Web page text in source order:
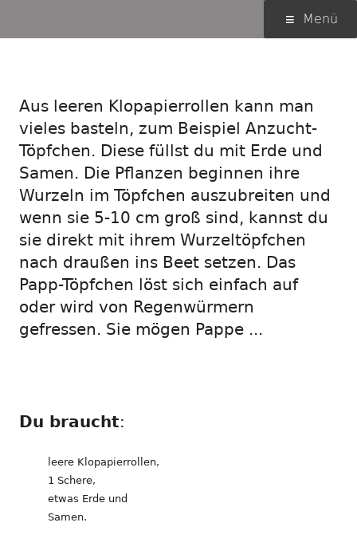
Menü
Menü
Aus leeren Klopapierrollen kann man
vieles basteln, zum Beispiel Anzucht-
Töpfchen. Diese füllst du mit Erde und
Samen. Die Pflanzen beginnen ihre
Wurzeln im Töpfchen auszubreiten und
wenn sie 5-10 cm groß sind, kannst du
sie direkt mit ihrem Wurzeltöpfchen
nach draußen ins Beet setzen. Das
Papp-Töpfchen löst sich einfach auf
oder wird von Regenwürmern
gefressen. Sie mögen Pappe ...
Du braucht:
leere Klopapierrollen,
1 Schere,
etwas Erde und
Samen.